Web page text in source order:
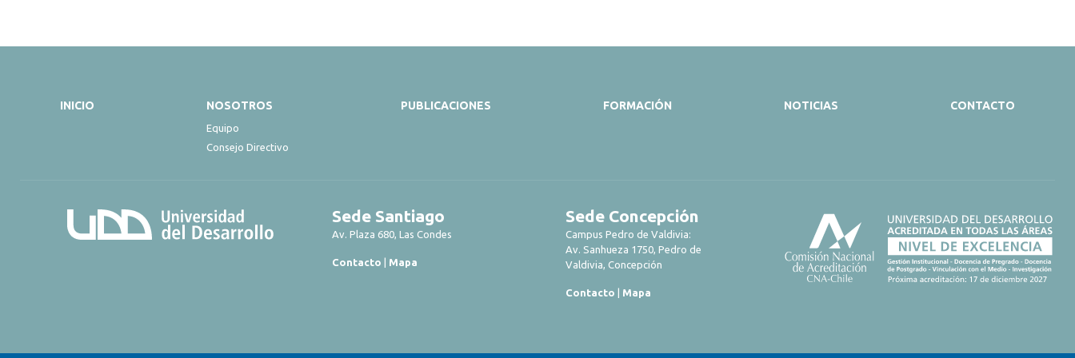
INICIO NOSOTROS
Equipo
Consejo Directivo
PUBLICACIONES FORMACIÓN NOTICIAS CONTACTO
Sede Santiago
Av. Plaza 680, Las Condes
Contacto | Mapa
Sede Concepción
Campus Pedro de Valdivia:
Av. Sanhueza 1750, Pedro de
Valdivia, Concepción
Contacto | Mapa